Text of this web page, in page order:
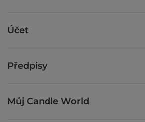
Účet
Předpisy
Můj Candle World